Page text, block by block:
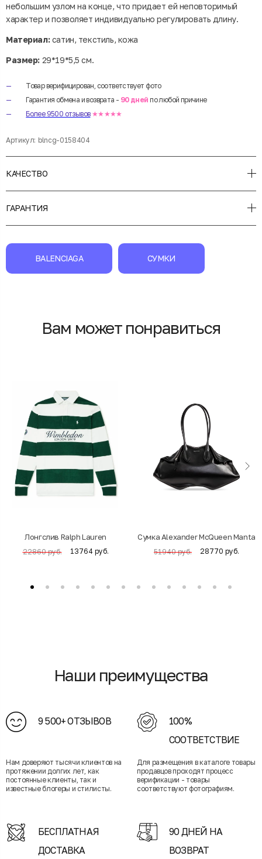
небольшим узлом на конце, что придает ей неповторимый
характер и позволяет индивидуально регулировать длину.
Материал:сатин, текстиль, кожа
Размер: 29*19*5,5 см.
Товар верифицирован, соответствует фото
Гарантия обмена и возврата - 90 дней по любой причине
Более 9500 отзывов ★★★★★
Артикул: blncg-0158404
КАЧЕСТВО
ГАРАНТИЯ
BALENCIAGA СУМКИ
Вам может понравиться
Лонгслив Ralph Lauren
22860 руб. 13764 руб.
Cумка Alexander McQueen Manta
51940 руб. 28770 руб.
Наши преимущества
9 500+ ОТЗЫВОВ
Нам доверяют тысячи клиентов на
протяжении долгих лет, как
постоянные клиенты, так и
известные блогеры и стилисты.
100%
СООТВЕТСТВИЕ
Для размещения в каталоге товары
продавцов проходят процесс
верификации - товары
соответствуют фотографиям.
БЕСПЛАТНАЯ
ДОСТАВКА
90 ДНЕЙ НА
ВОЗВРАТ